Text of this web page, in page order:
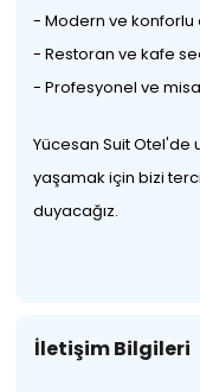
- Modern ve
- Restoran ve kafe
- Profesyonel ve
Yücesan Suit
yaşamak için bizi
duyacağız.
İletişim Bilgileri